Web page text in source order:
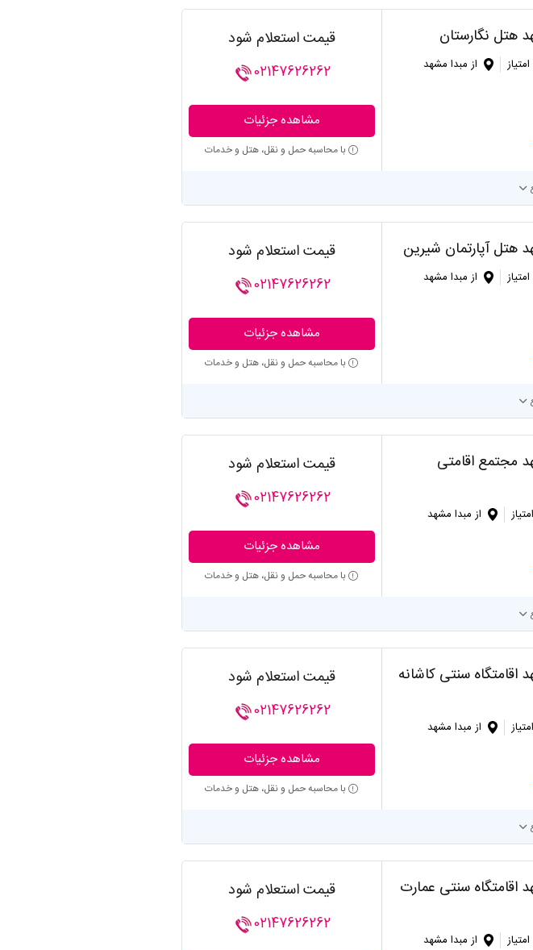
هتل نگارستان
از مبدا مشهد
قیمت استعلام شود
02147626262
مشاهده جزئیات
با محاسبه حمل و نقل، هتل و خدمات
هتل آپارتمان شیرین
از مبدا مشهد
قیمت استعلام شود
02147626262
مشاهده جزئیات
با محاسبه حمل و نقل، هتل و خدمات
مجتمع اقامتی
از مبدا مشهد
قیمت استعلام شود
02147626262
مشاهده جزئیات
با محاسبه حمل و نقل، هتل و خدمات
اقامتگاه سنتی کاشانه
از مبدا مشهد
قیمت استعلام شود
02147626262
مشاهده جزئیات
با محاسبه حمل و نقل، هتل و خدمات
اقامتگاه سنتی عمارت
از مبدا مشهد
قیمت استعلام شود
02147626262